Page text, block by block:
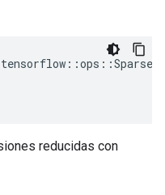
reducidas con